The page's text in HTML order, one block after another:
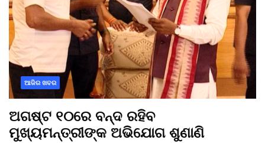
ଆଜିର ଖବର
ଅଗଷ୍ଟ ୧୦ରେ ବନ୍ଦ ରହିବ
ମୁଖ୍ୟମନ୍ତ୍ରୀଙ୍କ ଅଭିଯୋଗ ଶୁଣାଣି